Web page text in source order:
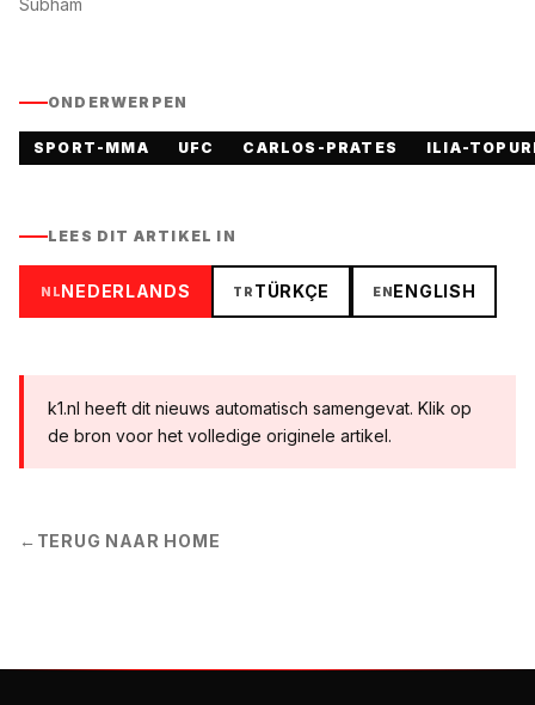
Subham
ONDERWERPEN
SPORT-MMA UFC CARLOS-PRATES ILIA-
LEES DIT ARTIKEL IN
NLNEDERLANDS TR TÜRKÇE ENENGLISH
k1.nl heeft dit nieuws automatisch samengevat. Klik op
de bron voor het volledige originele artikel.
← TERUG NAAR HOME